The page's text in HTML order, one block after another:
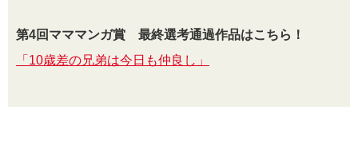
第4回マママンガ賞 最終選考通過作品はこちら！
「10歳差の兄弟は今日も仲良し」